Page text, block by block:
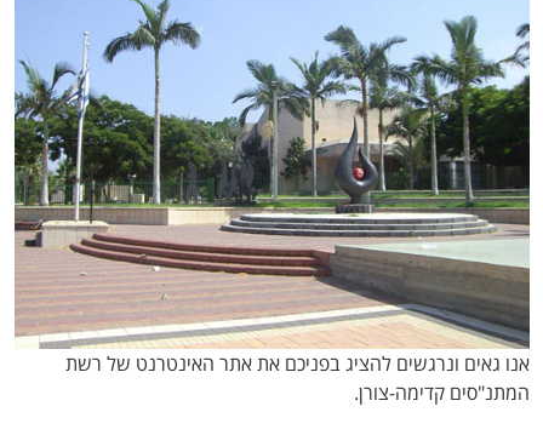
אנו גאים ונרגשים להציג בפניכם את אתר האינטרנט של רשת
המתנ"סים קדימה-צורן.